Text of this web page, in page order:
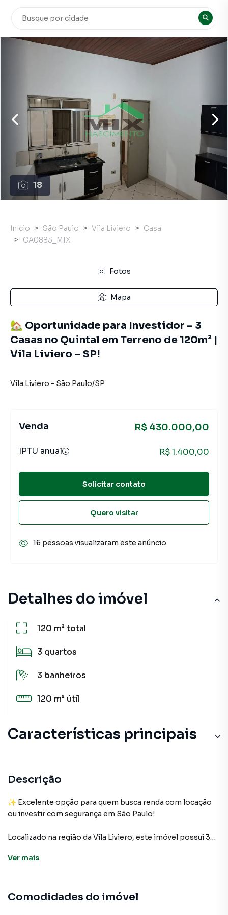
18
Detalhes do imóvel
120 m²total
3 quartos
3 banheiros
120 m² útil
Características principais
Lavanderia
Armário Banheiro
Descrição
✨ Excelente opção para quem busca renda com locação
ou investir com segurança em São Paulo!
Localizado na região da Vila Liviero, este imóvel possui 3
de renda.
✔ Terreno com 120m²
Ver mais
Comodidades do imóvel
Início São Paulo Vila Liviero
Casa
CA0883_MIX
Fotos
Mapa
🏡 Oportunidade para Investidor – 3
Casas no Quintal em Terreno de 120m² |
Vila Liviero – SP!
Vila Liviero - São Paulo/SP
Venda R$ 430.000,00
IPTU anual R$ 1.400,00
Solicitar contato
Quero visitar
16 pessoas visualizaram este anúncio